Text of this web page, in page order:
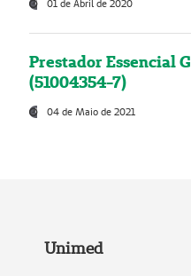
01 de Abril de 2020
Prestador Essencial
(51004354-7)
04 de Maio de 2021
Unimed